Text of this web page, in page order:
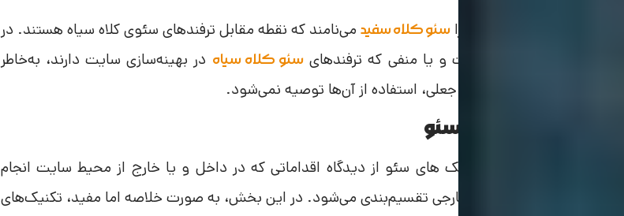
این الگوهای معتبر و قانونی راسئو کلاه ‌سفید می‌نامند که نقطه مقابل ترفندهای سئوی کلاه‌ سیاه هستند. در
عمل صرف‌نظر از نتیجه مثبت و یا منفی که ترفندهایسئو کلاه سیاه در بهینه‌سازی سایت دارند، به‌خاطر
استفاده از الگوهای نامعتبر و جعلی، استفاده از آن‌ها توصیه نمی‌شود.
انواع تکنیک‌ های سئو
همان‌طور که گفته شد، تکنیک‌ های سئو از دیدگاه اقداماتی که در داخل و یا خارج از محیط سایت انجام
و خارجی تقسیم‌بندی می‌شود. در این بخش، به صورت خلاصه اما مفید، تکنیک‌های